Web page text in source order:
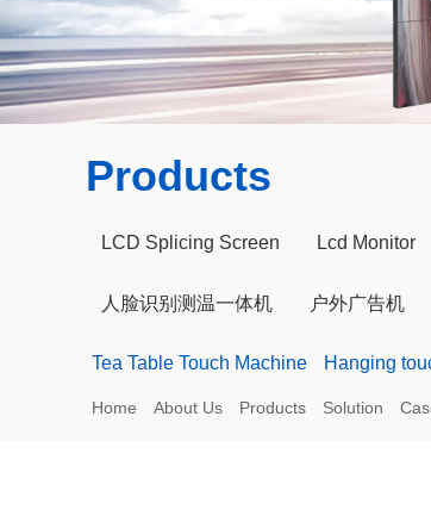
Products
LCD Splicing Screen Lcd Monitor
人脸识别测温一体机 户外广告机
Tea Table Touch Machine Hanging
Home About Us Products Solution